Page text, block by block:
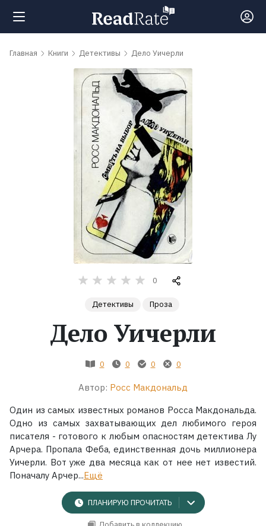
Поиск
Главная Книги Детективы Дело Уичерли
0
Детективы Проза
Дело Уичерли
0 0 0 0
Автор: Росс Макдональд
Один из самых известных романов Росса Макдональда.
Одно из самых захватывающих дел любимого героя
писателя - готового к любым опасностям детектива Лу
Арчера. Пропала Феба, единственная дочь миллионера
Уичерли. Вот уже два месяца как от нее нет известий.
Поначалу Арчер...Ещё
ПЛАНИРУЮ ПРОЧИТАТЬ